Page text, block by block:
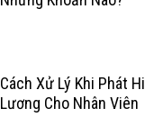
Cách Xử Lý Khi Phát
Lương Cho Nhân Viên